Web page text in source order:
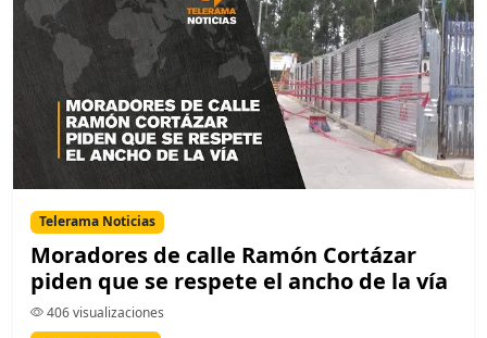
Telerama Noticias
Moradores de calle Ramón Cortázar
piden que se respete el ancho de la vía
406 visualizaciones